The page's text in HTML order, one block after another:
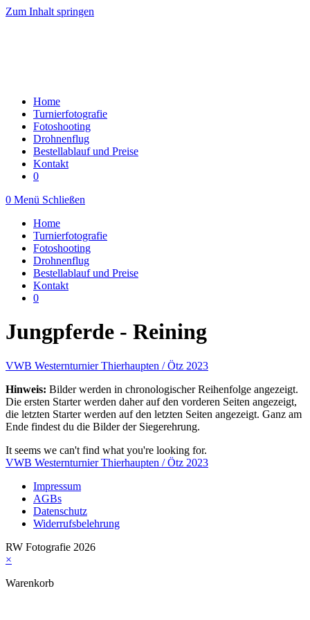
Zum Inhalt springen
Home
Turnierfotografie
Fotoshooting
Drohnenflug
Bestellablauf und Preise
Kontakt
0
0 Menü Schließen
Home
Turnierfotografie
Fotoshooting
Drohnenflug
Bestellablauf und Preise
Kontakt
0
Jungpferde - Reining
VWB Westernturnier Thierhaupten / Ötz 2023
Hinweis: Bilder werden in chronologischer Reihenfolge angezeigt.
Die ersten Starter werden daher auf den vorderen Seiten angezeigt,
die letzten Starter werden auf den letzten Seiten angezeigt. Ganz am
Ende findest du die Bilder der Siegerehrung.
It seems we can't find what you're looking for.
VWB Westernturnier Thierhaupten / Ötz 2023
Impressum
AGBs
Datenschutz
Widerrufsbelehrung
RW Fotografie 2026
×
Warenkorb